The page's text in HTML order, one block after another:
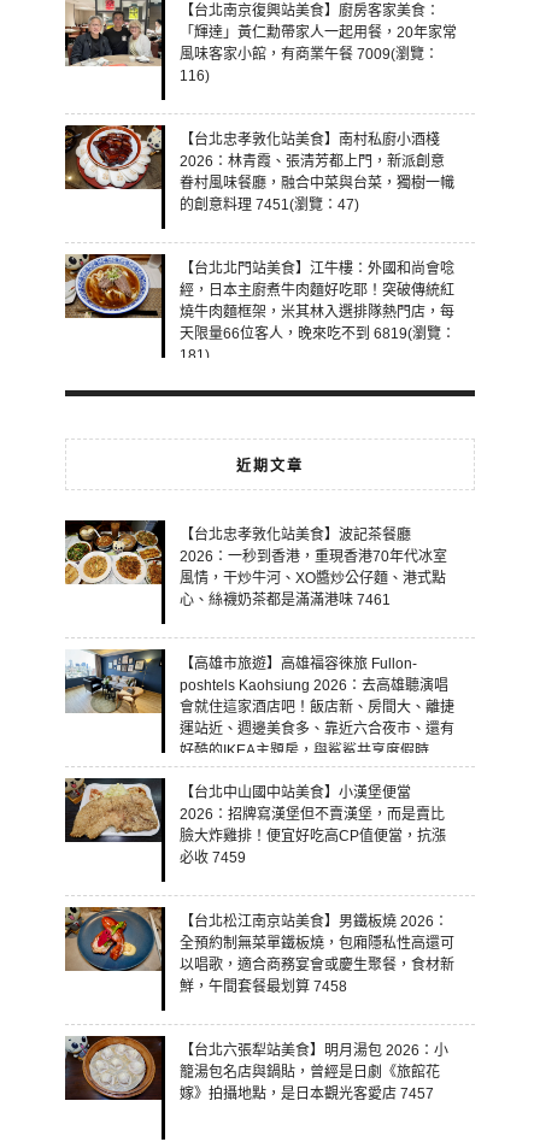
【台北南京復興站美食】廚房客家美食：
「輝達」黃仁勳帶家人一起用餐，20年家常
風味客家小館，有商業午餐 7009(瀏覽：
116)
【台北忠孝敦化站美食】南村私廚小酒棧
2026：林青霞、張清芳都上門，新派創意
眷村風味餐廳，融合中菜與台菜，獨樹一幟
的創意料理 7451(瀏覽：47)
【台北北門站美食】江牛樓：外國和尚會唸
經，日本主廚煮牛肉麵好吃耶！突破傳統紅
燒牛肉麵框架，米其林入選排隊熱門店，每
天限量66位客人，晚來吃不到 6819(瀏覽：
181)
近期文章
【台北忠孝敦化站美食】波記茶餐廳
2026：一秒到香港，重現香港70年代冰室
風情，干炒牛河、XO醬炒公仔麵、港式點
心、絲襪奶茶都是滿滿港味 7461
【高雄市旅遊】高雄福容徠旅 Fullon-
poshtels Kaohsiung 2026：去高雄聽演唱
會就住這家酒店吧！飯店新、房間大、離捷
運站近、週邊美食多、靠近六合夜市、還有
好酷的IKEA主題房，與鯊鯊共享度假時
光！ 7460
【台北中山國中站美食】小漢堡便當
2026：招牌寫漢堡但不賣漢堡，而是賣比
臉大炸雞排！便宜好吃高CP值便當，抗漲
必收 7459
【台北松江南京站美食】男鐵板燒 2026：
全預約制無菜單鐵板燒，包廂隱私性高還可
以唱歌，適合商務宴會或慶生聚餐，食材新
鮮，午間套餐最划算 7458
【台北六張犁站美食】明月湯包 2026：小
籠湯包名店與鍋貼，曾經是日劇《旅館花
嫁》拍攝地點，是日本觀光客愛店 7457